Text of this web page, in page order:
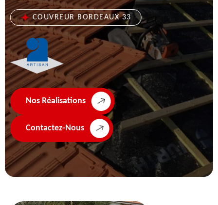
COUVREUR BORDEAUX 33
Nos Réalisations
Contactez-Nous